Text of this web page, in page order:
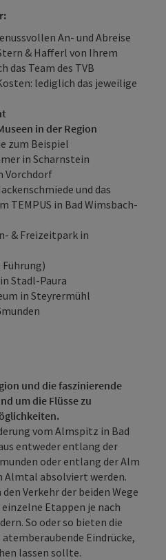
An- und Abreise
& Hafferl von Ihrem
das Team des TVB
lediglich das jeweilige
in der Region
zum Beispiel
in Scharnstein
Vorchdorf
und das
TEMPUS in Bad Wimsbach-
& Freizeitpark in
in Stadl-Paura
in Steyrermühl
und die faszinierende
um die Flüsse zu
vom Almspitz in Bad
entweder entlang der
oder entlang der Alm
Almtal absolviert werden.
Verkehr der beiden Wege
Etappen je nach
So oder so bieten die
Eindrücke,
lassen sollte.